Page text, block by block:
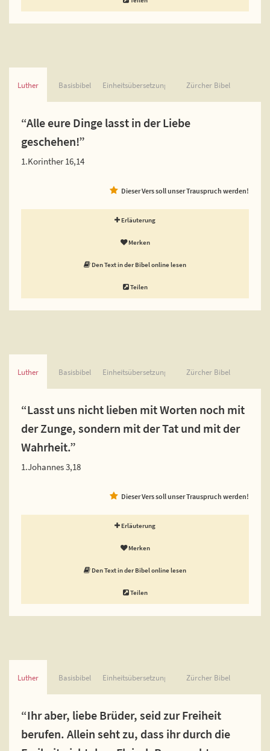
Luther Basisbibel Einheitsübersetzung Zürcher Bibel
“Alle eure Dinge lasst in der Liebe
geschehen!”
1.Korinther 16,14
Dieser Vers soll unser Trauspruch werden!
Erläuterung
Merken
Den Text in der Bibel online lesen
Teilen
Luther Basisbibel Einheitsübersetzung Zürcher Bibel
“Lasst uns nicht lieben mit Worten noch mit
der Zunge, sondern mit der Tat und mit der
Wahrheit.”
1.Johannes 3,18
Dieser Vers soll unser Trauspruch werden!
Erläuterung
Merken
Den Text in der Bibel online lesen
Teilen
Luther Basisbibel Einheitsübersetzung Zürcher Bibel
“Ihr aber, liebe Brüder, seid zur Freiheit
berufen. Allein seht zu, dass ihr durch die